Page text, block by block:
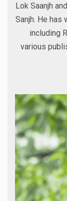
Lok Saanjh
Sanjh. He
including
various